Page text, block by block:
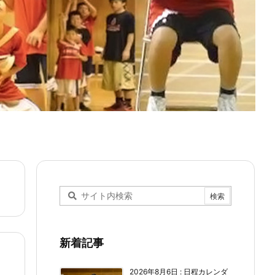
新着記事
2026年8月6日 : 日程カレンダ